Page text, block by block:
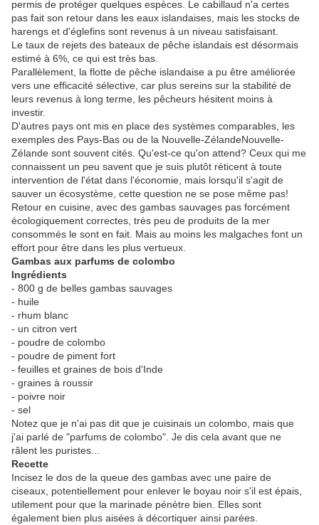
permis de protéger quelques espèces. Le cabillaud n'a certes
pas fait son retour dans les eaux islandaises, mais les stocks de
harengs et d'églefins sont revenus à un niveau satisfaisant.
Le taux de rejets des bateaux de pêche islandais est désormais
estimé à 6%, ce qui est très bas.
Parallèlement, la flotte de pêche islandaise a pu être améliorée
vers une efficacité sélective, car plus sereins sur la stabilité de
leurs revenus à long terme, les pêcheurs hésitent moins à
investir.
D'autres pays ont mis en place des systèmes comparables, les
exemples des Pays-Bas ou de la Nouvelle-ZélandeNouvelle-
Zélande sont souvent cités. Qu'est-ce qu'on attend? Ceux qui me
connaissent un peu savent que je suis plutôt réticent à toute
intervention de l'état dans l'économie, mais lorsqu'il s'agit de
sauver un écosystème, cette question ne se pose même pas!
Retour en cuisine, avec des gambas sauvages pas forcément
écologiquement correctes, très peu de produits de la mer
consommés le sont en fait. Mais au moins les malgaches font un
effort pour être dans les plus vertueux.
Gambas aux parfums de colombo
Ingrédients
- 800 g de belles gambas sauvages
- huile
- rhum blanc
- un citron vert
- poudre de colombo
- poudre de piment fort
- feuilles et graines de bois d'Inde
- graines à roussir
- poivre noir
- sel
Notez que je n'ai pas dit que je cuisinais un colombo, mais que
j'ai parlé de "parfums de colombo". Je dis cela avant que ne
râlent les puristes...
Recette
Incisez le dos de la queue des gambas avec une paire de
ciseaux, potentiellement pour enlever le boyau noir s'il est épais,
utilement pour que la marinade pénètre bien. Elles sont
également bien plus aisées à décortiquer ainsi parées.